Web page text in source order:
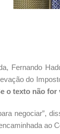
Fernando
do
o texto não for
negociar”,
ao